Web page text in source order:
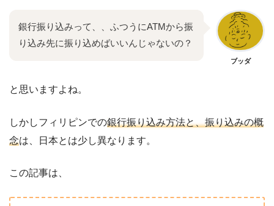
銀行振り込みって、、ふつうにATMから振
り込み先に振り込めばいいんじゃないの？
ブッダ
と思いますよね。
しかしフィリピンでの銀行振り込み方法と、振り込みの概
念は、日本とは少し異なります。
この記事は、